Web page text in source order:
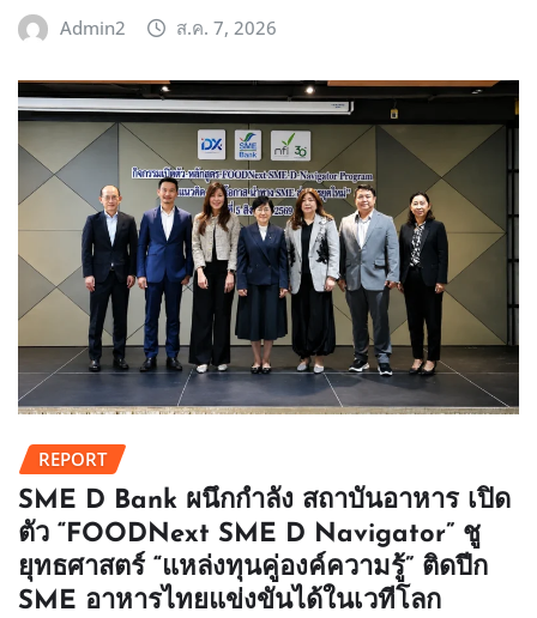
Admin2 ส.ค. 7, 2026
REPORT
SME D Bank ผนึกกำลัง สถาบันอาหาร เปิด
ตัว “FOODNext SME D Navigator” ชู
ยุทธศาสตร์ “แหล่งทุนคู่องค์ความรู้” ติดปีก
SME อาหารไทยแข่งขันได้ในเวทีโลก